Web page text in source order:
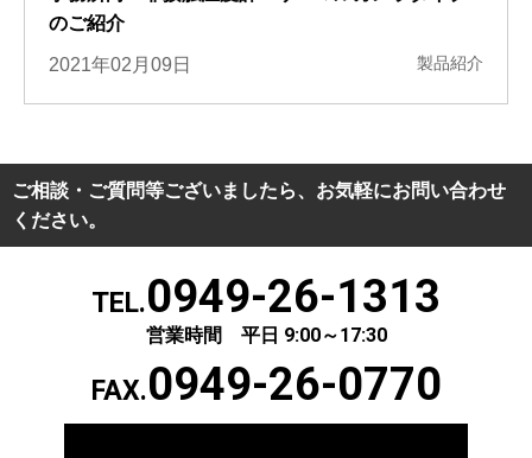
のご紹介
2021年02月09日 製品紹介
ご相談・ご質問等ございましたら、お気軽にお問い合わせ
ください。
TEL.0949-26-1313
営業時間 平日 9:00～17:30
FAX.0949-26-0770